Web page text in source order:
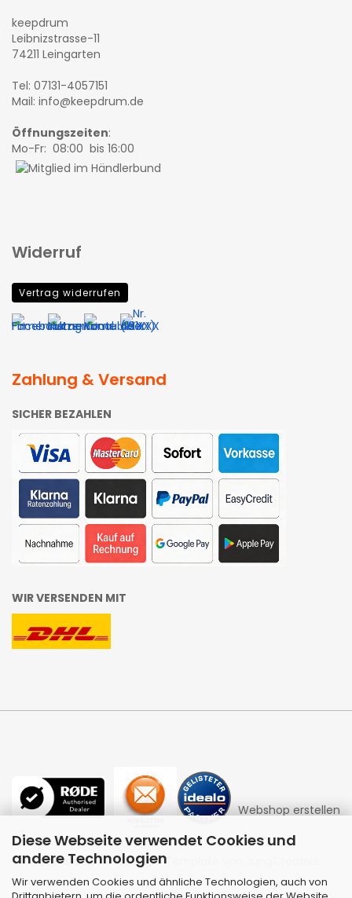
Diese Webseite verwendet Cookies und
andere Technologien
Wir verwenden Cookies und ähnliche Technologien, auch von
keepdrum
Leibnizstrasse-11
74211 Leingarten
Tel: 07131-4057151
Mail: info@keepdrum.de
Öffnungszeiten:
Mo-Fr: 08:00 bis 16:00
Widerruf
Vertrag widerrufen
Zahlung & Versand
SICHER BEZAHLEN
WIR VERSENDEN MIT
Webshop erstellen
mit Gambio.de © 2026 | Template von